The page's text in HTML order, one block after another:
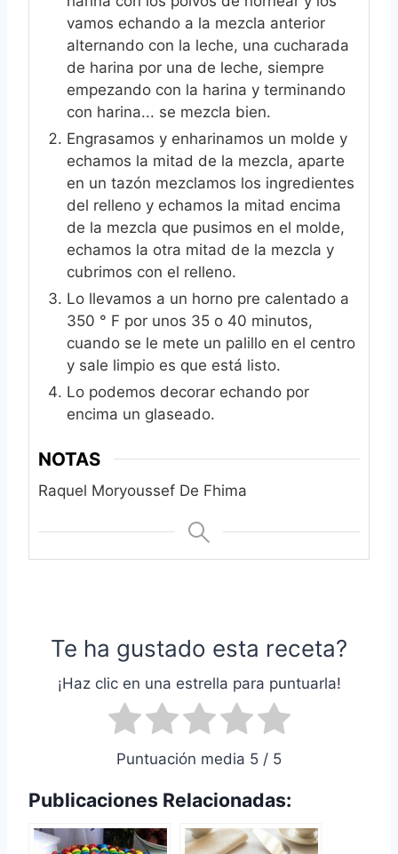
vamos echando a la mezcla anterior
alternando con la leche, una cucharada
de harina por una de leche, siempre
empezando con la harina y terminando
con harina... se mezcla bien.
Engrasamos y enharinamos un molde y
echamos la mitad de la mezcla, aparte
en un tazón mezclamos los ingredientes
del relleno y echamos la mitad encima
de la mezcla que pusimos en el molde,
echamos la otra mitad de la mezcla y
cubrimos con el relleno.
Lo llevamos a un horno pre calentado a
350 ° F por unos 35 o 40 minutos,
cuando se le mete un palillo en el centro
y sale limpio es que está listo.
Lo podemos decorar echando por
encima un glaseado.
NOTAS
Raquel Moryoussef De Fhima‎
Te ha gustado esta receta?
¡Haz clic en una estrella para puntuarla!
Puntuación media 5 / 5
Publicaciones Relacionadas: